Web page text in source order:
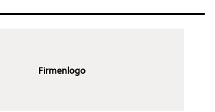
Firmenlogo